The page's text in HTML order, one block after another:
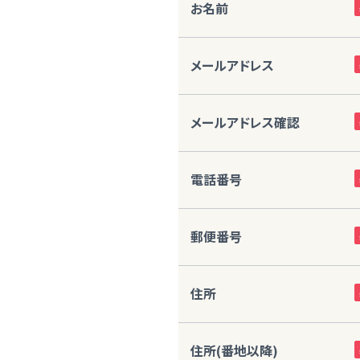
お名前
メールアドレス
メールアドレス確認
電話番号
郵便番号
住所
住所(番地以降)